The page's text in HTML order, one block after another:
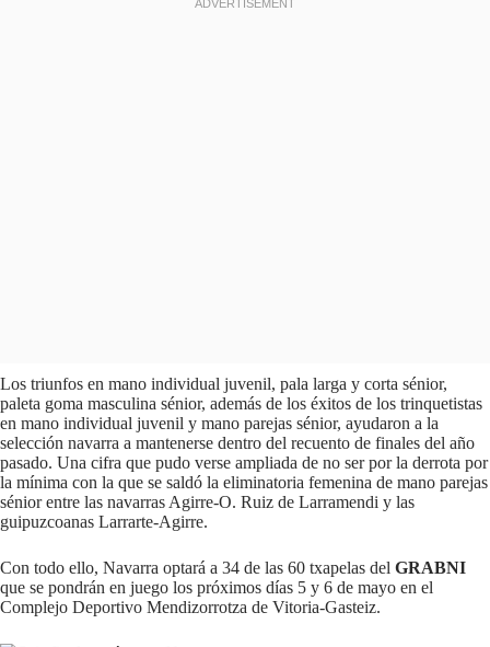
Los triunfos en mano individual juvenil, pala larga y corta sénior,
paleta goma masculina sénior, además de los éxitos de los trinquetistas
en mano individual juvenil y mano parejas sénior, ayudaron a la
selección navarra a mantenerse dentro del recuento de finales del año
pasado. Una cifra que pudo verse ampliada de no ser por la derrota por
la mínima con la que se saldó la eliminatoria femenina de mano parejas
sénior entre las navarras Agirre-O. Ruiz de Larramendi y las
guipuzcoanas Larrarte-Agirre.
Con todo ello, Navarra optará a 34 de las 60 txapelas del GRABNI
que se pondrán en juego los próximos días 5 y 6 de mayo en el
Complejo Deportivo Mendizorrotza de Vitoria-Gasteiz.